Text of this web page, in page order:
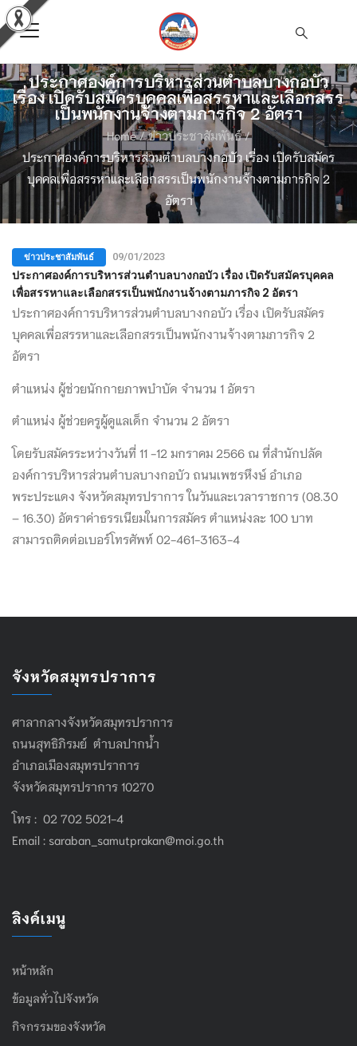
ประกาศองค์การบริหารส่วนตำบลบางกอบัว
เรื่อง เปิดรับสมัครบุคคลเพื่อสรรหาและเลือกสรร
เป็นพนักงานจ้างตามภารกิจ 2 อัตรา
Home/ ข่าวประชาสัมพันธ์/
ประกาศองค์การบริหารส่วนตำบลบางกอบัว เรื่อง เปิดรับสมัคร
บุคคลเพื่อสรรหาและเลือกสรรเป็นพนักงานจ้างตามภารกิจ 2
อัตรา
ข่าวประชาสัมพันธ์ 09/01/2023
ประกาศองค์การบริหารส่วนตำบลบางกอบัว เรื่อง เปิดรับสมัครบุคคล
เพื่อสรรหาและเลือกสรรเป็นพนักงานจ้างตามภารกิจ 2 อัตรา
ประกาศองค์การบริหารส่วนตำบลบางกอบัว เรื่อง เปิดรับสมัคร
บุคคลเพื่อสรรหาและเลือกสรรเป็นพนักงานจ้างตามภารกิจ 2
อัตรา
ตำแหน่ง ผู้ช่วยนักกายภาพบำบัด จำนวน 1 อัตรา
ตำแหน่ง ผู้ช่วยครูผู้ดูแลเด็ก จำนวน 2 อัตรา
โดยรับสมัครระหว่างวันที่ 11 -12 มกราคม 2566 ณ ที่สำนักปลัด
องค์การบริหารส่วนตำบลบางกอบัว ถนนเพชรหึงษ์ อำเภอ
พระประแดง จังหวัดสมุทรปราการ ในวันและเวลาราชการ (08.30
– 16.30) อัตราค่าธรรเนียมในการสมัคร ตำแหน่งละ 100 บาท
สามารถติดต่อเบอร์โทรศัพท์ 02-461-3163-4
จังหวัดสมุทรปราการ
ศาลากลางจังหวัดสมุทรปราการ
ถนนสุทธิภิรมย์ ตำบลปากน้ำ
อำเภอเมืองสมุทรปราการ
จังหวัดสมุทรปราการ 10270
โทร : 02 702 5021-4
Email : saraban_samutprakan@moi.go.th
ลิงค์เมนู
หน้าหลัก
ข้อมูลทั่วไปจังหวัด
กิจกรรมของจังหวัด